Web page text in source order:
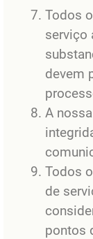
Todos
serviço
devem
A
Todos
de
pontos